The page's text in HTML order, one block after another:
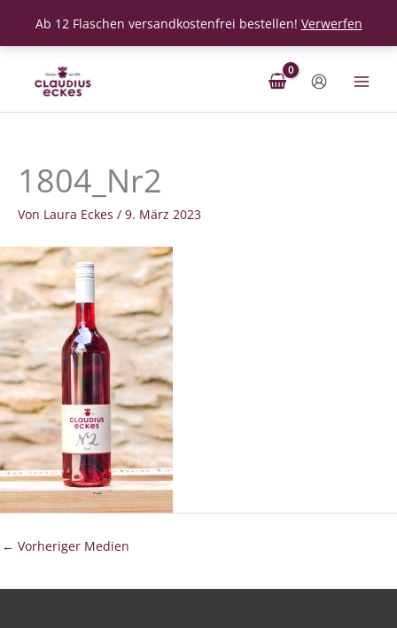
Ab 12 Flaschen versandkostenfrei bestellen! Verwerfen
1804_Nr2
Von Laura Eckes / 9. März 2023
← Vorheriger Medien